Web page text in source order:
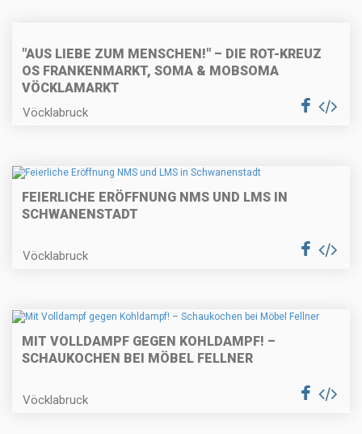
"AUS LIEBE ZUM MENSCHEN!" – DIE ROT-KREUZ
OS FRANKENMARKT, SOMA & MOBSOMA
VÖCKLAMARKT
Vöcklabruck
FEIERLICHE ERÖFFNUNG NMS UND LMS IN
SCHWANENSTADT
Vöcklabruck
MIT VOLLDAMPF GEGEN KOHLDAMPF! –
SCHAUKOCHEN BEI MÖBEL FELLNER
Vöcklabruck